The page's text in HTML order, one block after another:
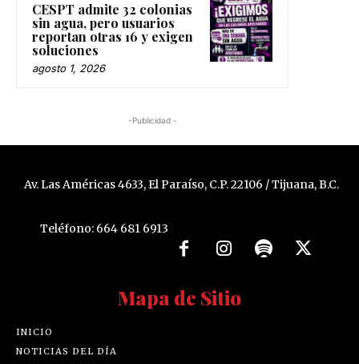
CESPT admite 32 colonias
sin agua, pero usuarios
reportan otras 16 y exigen
soluciones
agosto 1, 2026
-Publicidad -
Av. Las Américas 4633, El Paraíso, C.P. 22106 / Tijuana, B.C.
Teléfono: 664 681 6913
Mapa de Sitio
INICIO
NOTICIAS DEL DÍA